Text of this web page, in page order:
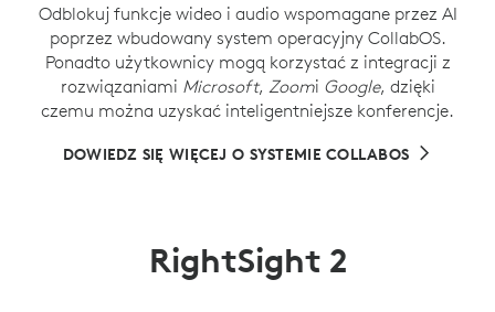
Odblokuj funkcje wideo i audio wspomagane przez AI
poprzez wbudowany system operacyjny CollabOS.
Ponadto użytkownicy mogą korzystać z integracji z
rozwiązaniami Microsoft, Zoomi Google, dzięki
czemu można uzyskać inteligentniejsze konferencje.
DOWIEDZ SIĘ WIĘCEJ O SYSTEMIE COLLABOS
RightSight 2